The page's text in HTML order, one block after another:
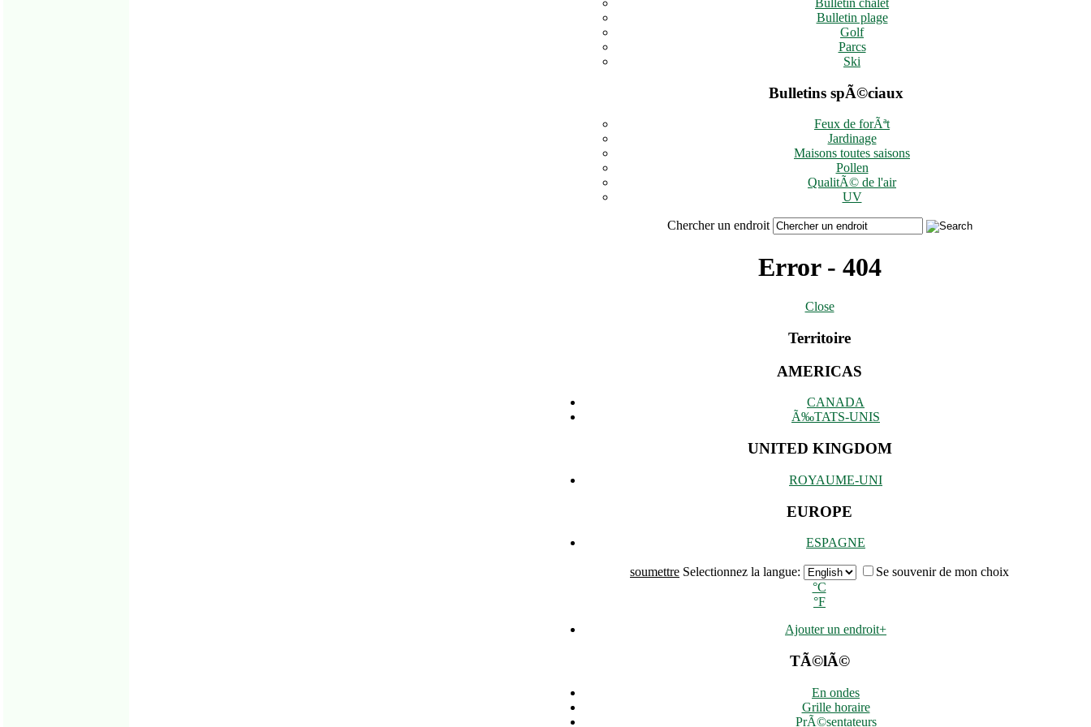
Bulletin chalet
Bulletin plage
Golf
Parcs
Ski
Bulletins spÃ©ciaux
Feux de forÃªt
Jardinage
Maisons toutes saisons
Pollen
QualitÃ© de l'air
UV
Chercher un endroit
Error - 404
Close
Territoire
AMERICAS
CANADA
Ã‰TATS-UNIS
UNITED KINGDOM
ROYAUME-UNI
EUROPE
ESPAGNE
soumettre Selectionnez la langue:
Se souvenir de mon choix
°C
°F
Ajouter un endroit+
TÃ©lÃ©
En ondes
Grille horaire
PrÃ©sentateurs